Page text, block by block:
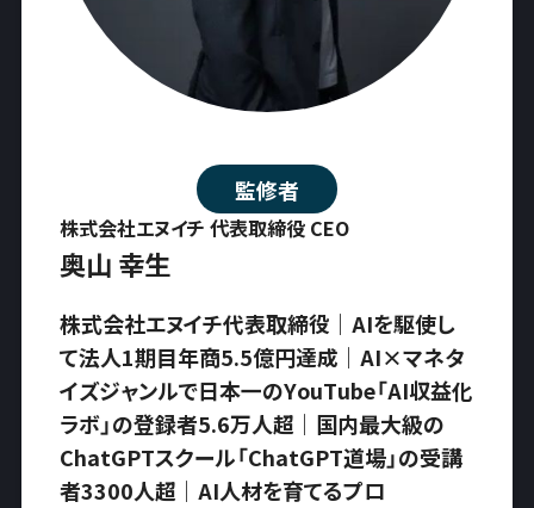
監修者
株式会社エヌイチ 代表取締役 CEO
奥山 幸生
株式会社エヌイチ代表取締役｜AIを駆使し
て法人1期目年商5.5億円達成｜AI×マネタ
イズジャンルで日本一のYouTube「AI収益化
ラボ」の登録者5.6万人超｜国内最大級の
ChatGPTスクール「ChatGPT道場」の受講
者3300人超｜AI人材を育てるプロ